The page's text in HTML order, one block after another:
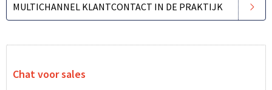
MULTICHANNEL KLANTCONTACT IN DE PRAKTIJK
Chat voor sales